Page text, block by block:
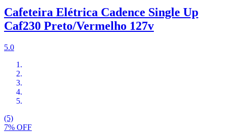
Cafeteira Elétrica Cadence Single Up
Caf230 Preto/Vermelho 127v
5.0
(5)
7% OFF